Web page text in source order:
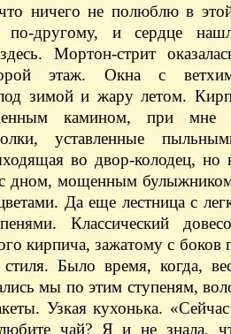
ничего не полюблю в
другому, и сердце
Мортон-стрит
этаж. Окна с
зимой и жару летом.
камином, при мне
уставленные
во двор-колодец, но
с дном, мощенным
Да еще лестница с
Классический
кирпича, зажатому с боков
стиля. Было время, когда,
мы по этим ступеням,
Узкая кухонька.
чай? Я и не знала,